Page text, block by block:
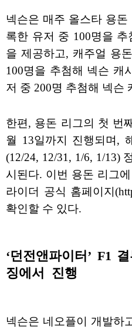
넥슨은 매주 올스타 용돈
록한 유저 중 100명을
을 제공하고, 캐주얼 용
100명을 추첨해 넥슨 캐
저 중 200명 추첨해 넥슨
한편, 용돈 리그의 첫 번
월 13일까지 진행되며,
(12/24, 12/31, 1/6, 1/13)
시된다. 이번 용돈 리그
라이더 공식 홈페이지
확인할 수 있다.
‘던전앤파이터’ F1
징에서 진행
넥슨은 네오플이 개발하